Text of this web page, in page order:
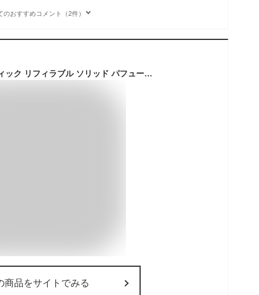
のおすすめコメント（2件）
DIPTYQUE ディプティック リフィラブル ソリッド パフューム 3g 練り香水 フランス製
商品をサイトでみる